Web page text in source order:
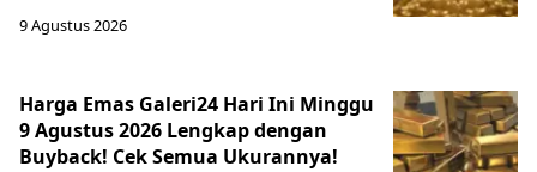
9 Agustus 2026
Harga Emas Galeri24 Hari Ini Minggu
9 Agustus 2026 Lengkap dengan
Buyback! Cek Semua Ukurannya!